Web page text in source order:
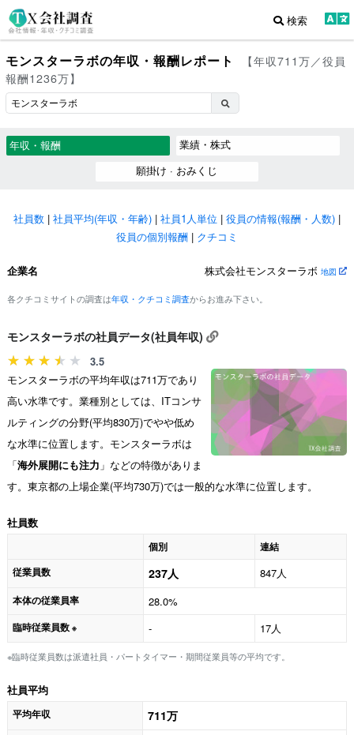
検索
モンスターラボの年収・報酬レポート
【年収711万／役員
報酬1236万】
年収・報酬
業績・株式
願掛け · おみくじ
社員数 | 社員平均(年収・年齢) | 社員1人単位 | 役員の情報(報酬・人数) |
役員の個別報酬 | クチコミ
企業名 株式会社モンスターラボ 地図
各クチコミサイトの調査は年収・クチコミ調査からお進み下さい。
モンスターラボの社員データ(社員年収)
3.5
モンスターラボの平均年収は711万であり
高い水準です。業種別としては、ITコンサ
ルティングの分野(平均830万)でやや低め
な水準に位置します。モンスターラボは
「海外展開にも注力 」などの特徴がありま
す。東京都の上場企業(平均730万)では一般的な水準に位置します。
社員数
個別
連結
従業員数
237人 847人
本体の従業員率 28.0%
臨時従業員数 ※ - 17人
※臨時従業員数は派遣社員・パートタイマー・期間従業員等の平均です。
社員平均
平均年収 711万